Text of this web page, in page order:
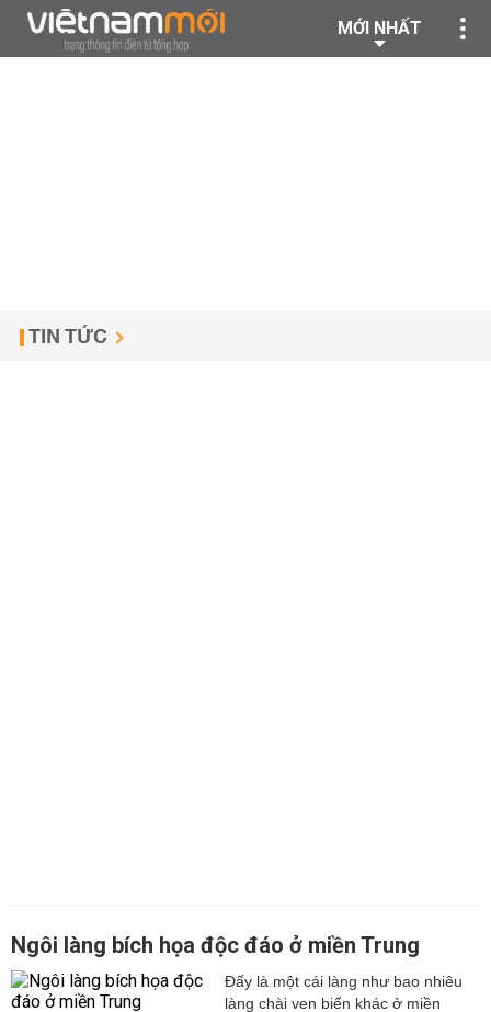
MỚI NHẤT
TIN TỨC
Ngôi làng bích họa độc đáo ở miền Trung
Đấy là một cái làng như bao nhiêu
làng chài ven biển khác ở miền